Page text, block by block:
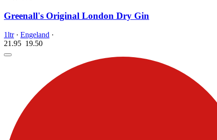
Greenall's Original London Dry Gin
1ltr· Engeland ·
21.95 19.50